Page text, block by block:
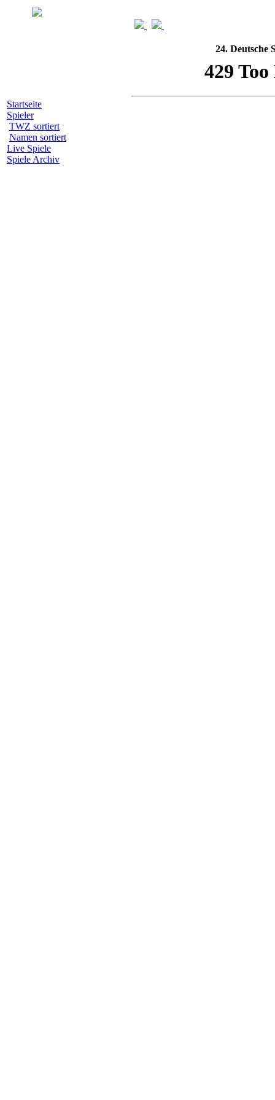
Startseite
Spieler
TWZ sortiert
Namen sortiert
Live Spiele
Spiele Archiv
24. Deutsche